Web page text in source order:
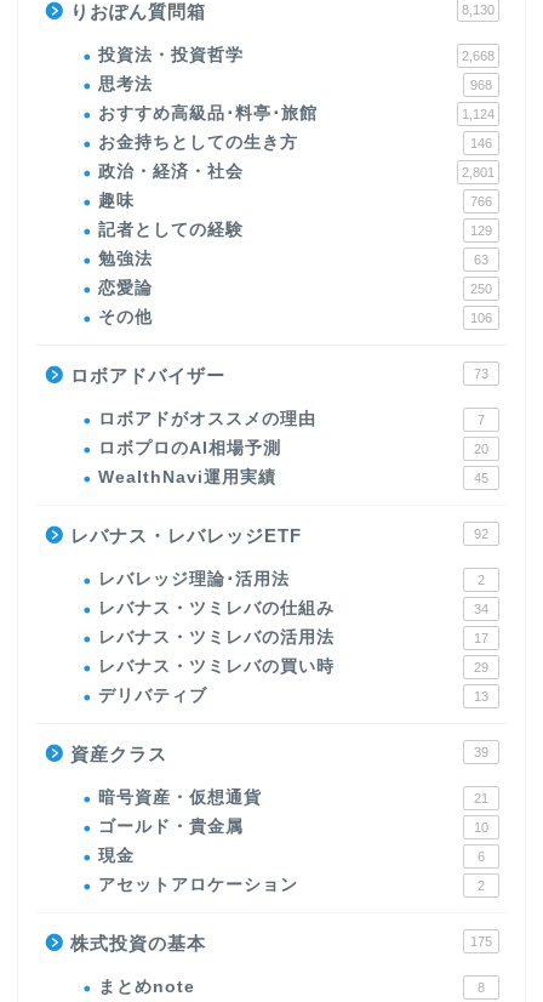
りおぽん質問箱 8,130
投資法・投資哲学 2,668
思考法 968
おすすめ高級品･料亭･旅館 1,124
お金持ちとしての生き方 146
政治・経済・社会 2,801
趣味 766
記者としての経験 129
勉強法 63
恋愛論 250
その他 106
ロボアドバイザー 73
ロボアドがオススメの理由 7
ロボプロのAI相場予測 20
WealthNavi運用実績 45
レバナス・レバレッジETF 92
レバレッジ理論･活用法 2
レバナス・ツミレバの仕組み 34
レバナス・ツミレバの活用法 17
レバナス・ツミレバの買い時 29
デリバティブ 13
資産クラス 39
暗号資産・仮想通貨 21
ゴールド・貴金属 10
現金 6
アセットアロケーション 2
株式投資の基本 175
まとめnote 8